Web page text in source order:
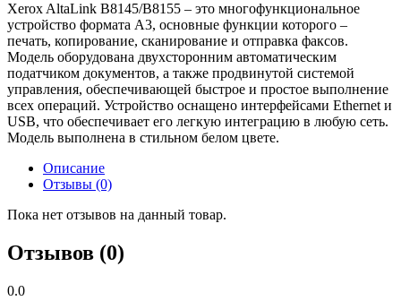
Xerox AltaLink B8145/B8155 – это многофункциональное
устройство формата А3, основные функции которого –
печать, копирование, сканирование и отправка факсов.
Модель оборудована двухсторонним автоматическим
податчиком документов, а также продвинутой системой
управления, обеспечивающей быстрое и простое выполнение
всех операций. Устройство оснащено интерфейсами Ethernet и
USB, что обеспечивает его легкую интеграцию в любую сеть.
Модель выполнена в стильном белом цвете.
Описание
Отзывы (0)
Пока нет отзывов на данный товар.
Отзывов (0)
0.0